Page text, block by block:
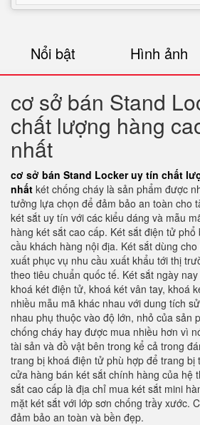
Nổi bật Hình ảnh
cơ sở bán Stand
chất lượng hàng
nhất
cơ sở bán Stand Locker uy tín chất
nhất két chống cháy là sản phẩm được
tưởng lựa chọn để đảm bảo an toàn cho
két sắt uy tín với các kiểu dáng và mẫu
hàng két sắt cao cấp. Két sắt điện tử
cầu khách hàng nội địa. Két sắt dùng
xuất phục vụ nhu cầu xuất khẩu tới thị
theo tiêu chuẩn quốc tế. Két sắt ngày
khoá két điện tử, khoá két vân tay, khoá
nhiều mẫu mã khác nhau với dung tích
nhau phụ thuộc vào độ lớn, nhỏ của sản
chống cháy hay được mua nhiều hơn vì
tài sản và đồ vật bên trong kể cả trong
trang bị khoá điện tử phù hợp để trang bị
cửa hàng bán két sắt chính hàng của hệ
sắt cao cấp là địa chỉ mua két sắt mini
mặt két sắt với lớp sơn chống trầy xước.
đảm bảo an toàn và bền đẹp.